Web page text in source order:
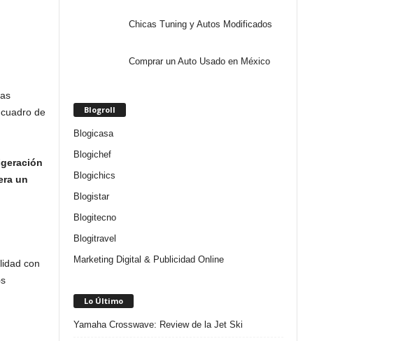
de
un
con
Chicas Tuning y Autos Modificados
Comprar un Auto Usado en México
Blogroll
Blogicasa
Blogichef
Blogichics
Blogistar
Blogitecno
Blogitravel
Marketing Digital & Publicidad Online
Lo Último
Yamaha Crosswave: Review de la Jet Ski